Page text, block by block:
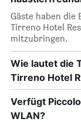
Gäste haben die
Tirreno Hotel
mitzubringen.
Wie lautet die
Tirreno Hotel
Verfügt
WLAN?